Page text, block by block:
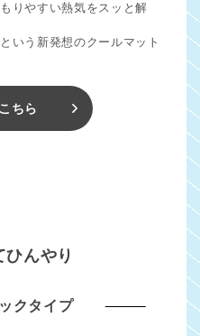
りやすい熱気をスッと解
いう新発想のクールマット
ちら
ひんやり
クタイプ